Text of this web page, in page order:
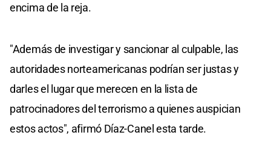
encima de la reja.
"Además de investigar y sancionar al culpable, las
autoridades norteamericanas podrían ser justas y
darles el lugar que merecen en la lista de
patrocinadores del terrorismo a quienes auspician
estos actos", afirmó Díaz-Canel esta tarde.